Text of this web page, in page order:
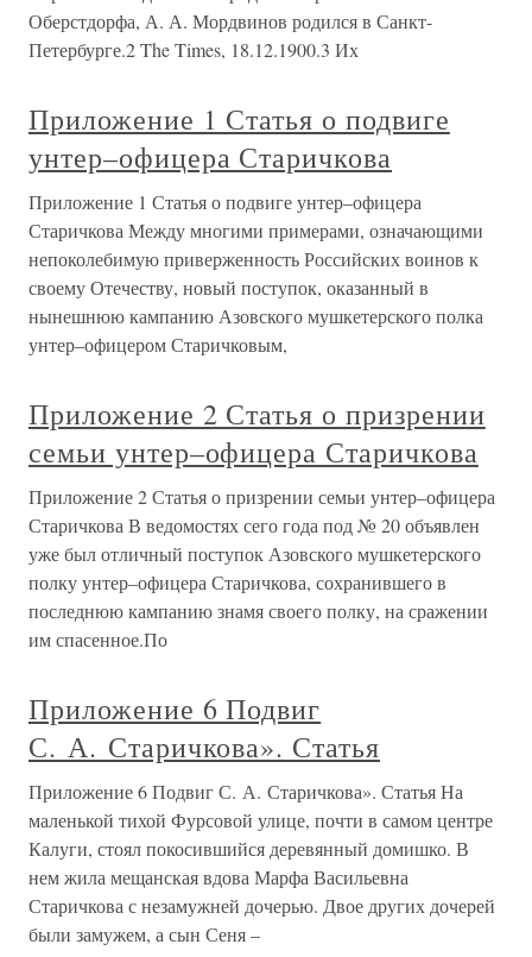
Оберстдорфа, А. А. Мордвинов родился в Санкт-
Петербурге.2 The Times, 18.12.1900.3 Их
Приложение 1 Статья о подвиге
унтер–офицера Старичкова
Приложение 1 Статья о подвиге унтер–офицера
Старичкова Между многими примерами, означающими
непоколебимую приверженность Российских воинов к
своему Отечеству, новый поступок, оказанный в
нынешнюю кампанию Азовского мушкетерского полка
унтер–офицером Старичковым,
Приложение 2 Статья о призрении
семьи унтер–офицера Старичкова
Приложение 2 Статья о призрении семьи унтер–офицера
Старичкова В ведомостях сего года под № 20 объявлен
уже был отличный поступок Азовского мушкетерского
полку унтер–офицера Старичкова, сохранившего в
последнюю кампанию знамя своего полку, на сражении
им спасенное.По
Приложение 6 Подвиг
С. А. Старичкова». Статья
Приложение 6 Подвиг С. А. Старичкова». Статья На
маленькой тихой Фурсовой улице, почти в самом центре
Калуги, стоял покосившийся деревянный домишко. В
нем жила мещанская вдова Марфа Васильевна
Старичкова с незамужней дочерью. Двое других дочерей
были замужем, а сын Сеня –